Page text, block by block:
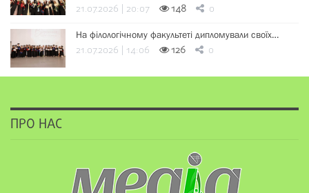
21.07.2026 | 20:07 148 0
На філологічному факультеті дипломували своїх…
21.07.2026 | 14:06 126 0
ПРО НАС